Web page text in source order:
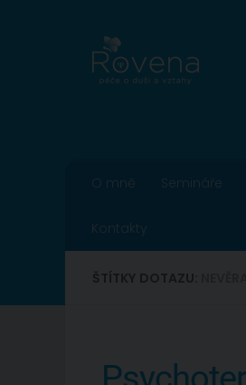
O mně Semináře
Kontakty